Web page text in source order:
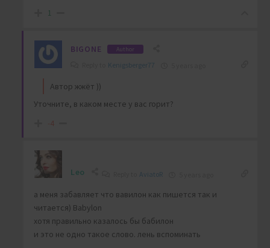
1
BIGONE Author
Kenigsberger77
Автор жжёт ))
Уточните, в каком месте у вас горит?
-4
Leo AviatoR
а меня забавляет что вавилон как пишется так и
читается) Babylon
хотя правильно казалось бы бабилон
и это не одно такое слово. лень вспоминать